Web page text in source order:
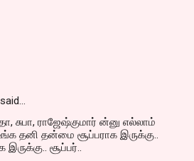
said…
சுபா, ராஜேஷ்குமார் ன்னு எல்லாம்
தனி தன்மை சூப்பராக இருக்கு..
இருக்கு.. சூப்பர்..